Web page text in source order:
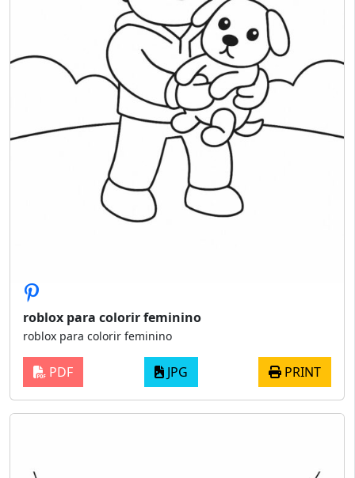
roblox para colorir feminino
roblox para colorir feminino
PDF JPG PRINT